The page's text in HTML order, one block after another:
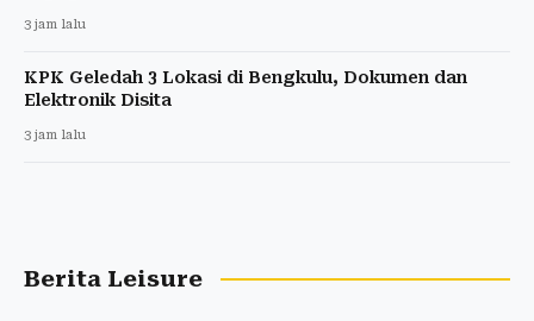
3 jam lalu
KPK Geledah 3 Lokasi di Bengkulu, Dokumen dan
Elektronik Disita
3 jam lalu
Berita Leisure